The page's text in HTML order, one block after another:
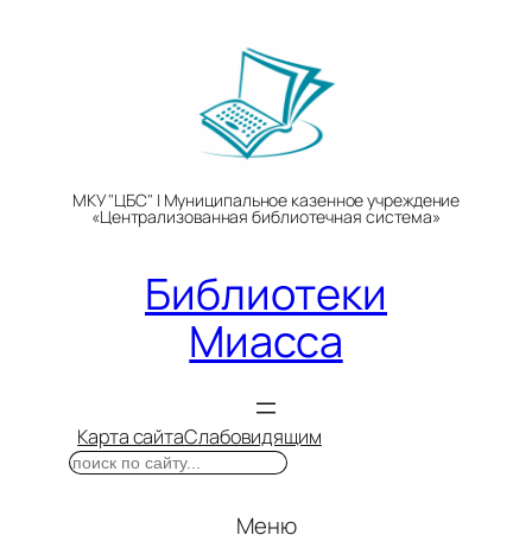
МКУ "ЦБС" | Муниципальное казенное учреждение
«Централизованная библиотечная система»
Библиотеки
Миасса
Карта сайтаСлабовидящим
Поиск
Меню